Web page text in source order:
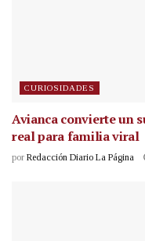
CURIOSIDADES
Avianca convierte un
real para familia viral
por Redacción Diario La Página